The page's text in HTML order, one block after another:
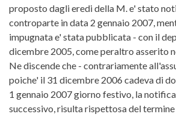
proposto dagli eredi della M. e' stato
controparte in data 2 gennaio 2007,
impugnata e' stata pubblicata - con il
dicembre 2005, come peraltro asserito
Ne discende che - contrariamente
poiche' il 31 dicembre 2006 cadeva di
1 gennaio 2007 giorno festivo, la
successivo, risulta rispettosa del termine